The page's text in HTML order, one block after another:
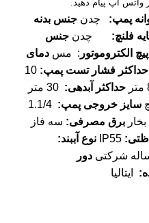
اپ پیام دهید.
پمپ: چدن جنس بدنه
فلنچ: چدن جنس
الکتروموتور : مس دمای
حداکثر فشار تست پمپ:
10
حداکثر آبدهی:
30 متر
سایز خروجی پمپ:
1.1/4
برق مصرفی: سه فاز
: نوع آببند:
دور
: ایتالیا